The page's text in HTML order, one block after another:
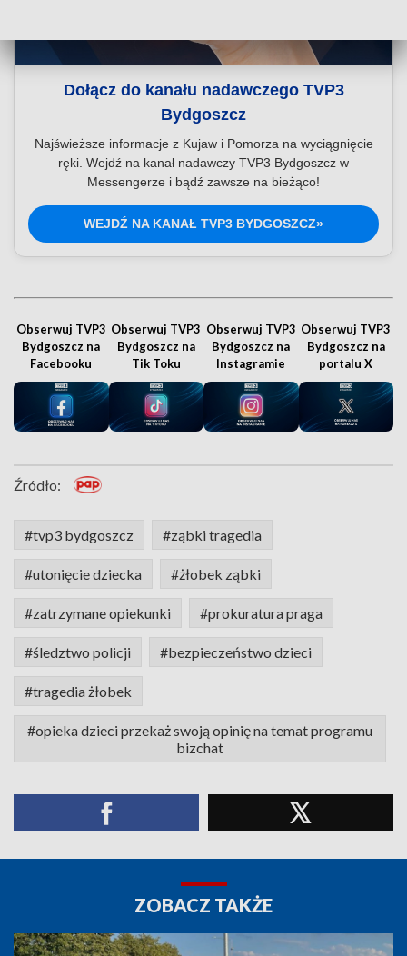
Dołącz do kanału nadawczego TVP3
Bydgoszcz
Najświeższe informacje z Kujaw i Pomorza na wyciągnięcie
ręki. Wejdź na kanał nadawczy TVP3 Bydgoszcz w
Messengerze i bądź zawsze na bieżąco!
WEJDŹ NA KANAŁ TVP3 BYDGOSZCZ»
Obserwuj TVP3
Bydgoszcz na
Facebooku
Obserwuj TVP3
Bydgoszcz na
Tik Toku
Obserwuj TVP3
Bydgoszcz na
Instagramie
Obserwuj TVP3
Bydgoszcz na
portalu X
Źródło:
#tvp3 bydgoszcz #ząbki tragedia
#utonięcie dziecka #żłobek ząbki
#zatrzymane opiekunki #prokuratura praga
#śledztwo policji #bezpieczeństwo dzieci
#tragedia żłobek
#opieka dzieci przekaż swoją opinię na temat programu
bizchat
ZOBACZ TAKŻE